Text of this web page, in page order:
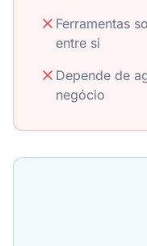
Ferramentas
entre si
Depende de
negócio